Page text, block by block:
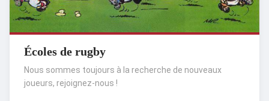
Écoles de rugby
Nous sommes toujours à la recherche de nouveaux
joueurs, rejoignez-nous !